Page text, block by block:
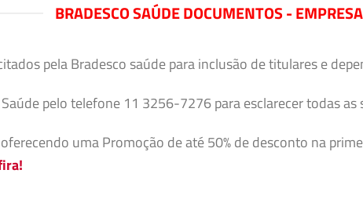
BRADESCO SAÚDE DOCUMENTOS -
pela Bradesco saúde para inclusão de titulares e
pelo telefone 11 3256-7276 para esclarecer todas
uma Promoção de até 50% de desconto na